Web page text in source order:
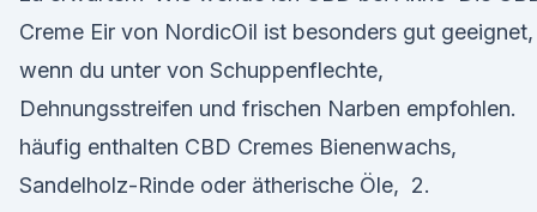
Creme Eir von NordicOil ist besonders gut geeignet,
wenn du unter von Schuppenflechte,
Dehnungsstreifen und frischen Narben empfohlen.
häufig enthalten CBD Cremes Bienenwachs,
Sandelholz-Rinde oder ätherische Öle, 2.